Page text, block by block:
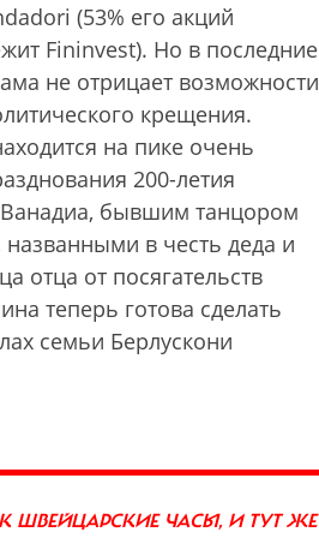
(53% его акций
Fininvest). Но в последние
не отрицает возможности
крещения.
на пике очень
200-летия
бывшим танцором
в честь деда и
отца от посягательств
теперь готова сделать
семьи Берлускони
ШВЕЙЦАРСКИЕ ЧАСЫ, И ТУТ ЖЕ